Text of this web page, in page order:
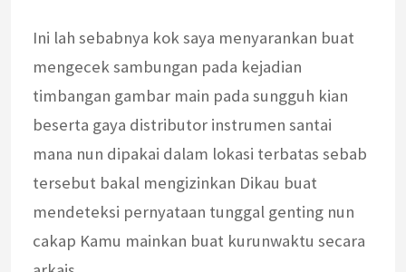
Ini lah sebabnya kok saya menyarankan buat
mengecek sambungan pada kejadian
timbangan gambar main pada sungguh kian
beserta gaya distributor instrumen santai
mana nun dipakai dalam lokasi terbatas sebab
tersebut bakal mengizinkan Dikau buat
mendeteksi pernyataan tunggal genting nun
cakap Kamu mainkan buat kurunwaktu secara